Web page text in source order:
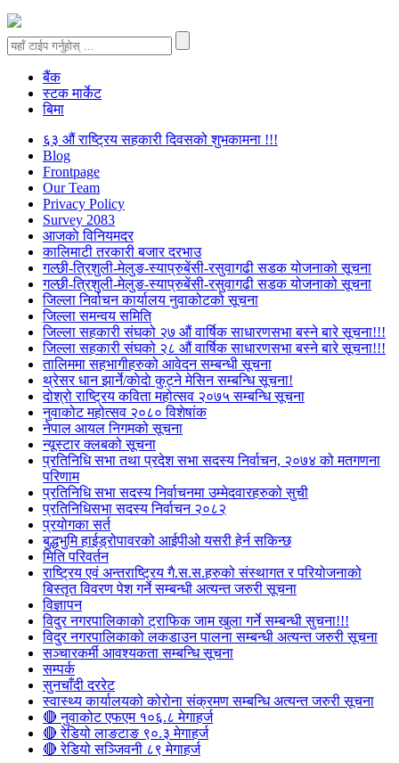
बैंक
स्टक मार्केट
बिमा
६३ औं राष्ट्रिय सहकारी दिवसको शुभकामना !!!
Blog
Frontpage
Our Team
Privacy Policy
Survey 2083
आजकाे विनियमदर
कालिमाटी तरकारी बजार दरभाउ
गल्छी-त्रिशुली-मेलुङ-स्याप्रुबेंसी-रसुवागढी सडक योजनाको सूचना
गल्छी-त्रिशुली-मेलुङ-स्याप्रुबेंसी-रसुवागढी सडक योजनाको सूचना
जिल्ला निर्वाचन कार्यालय नुवाकोटको सूचना
जिल्ला समन्वय समिति
जिल्ला सहकारी संघको २७ औं वार्षिक साधारणसभा बस्ने बारे सूचना!!!
जिल्ला सहकारी संघको २८ औं वार्षिक साधारणसभा बस्ने बारे सूचना!!!
तालिममा सहभागीहरुको आवेदन सम्बन्धी सूचना
थ्रेसर धान झार्ने/काेदाे कुट्ने मेसिन सम्बन्धि सूचना!
दोश्रो राष्ट्रिय कविता महोत्सव २०७५ सम्बन्धि सूचना
नुवाकोट महोत्सव २०८० विशेषांक
नेपाल आयल निगमको सूचना
न्यूस्टार क्लबको सूचना
प्रतिनिधि सभा तथा प्रदेश सभा सदस्य निर्वाचन, २०७४ को मतगणना
परिणाम
प्रतिनिधि सभा सदस्य निर्वाचनमा उम्मेदवारहरुको सुची
प्रतिनिधिसभा सदस्य निर्वाचन २०८२
प्रयोगका सर्त
बुद्धभुमि हाईड्रोपावरको आईपीओ यसरी हेर्न सकिन्छ
मिति परिवर्तन
राष्ट्रिय एवं अन्तराष्ट्रिय गै.स.स.हरुको संस्थागत र परियोजनाको
बिस्तृत विवरण पेश गर्ने सम्बन्धी अत्यन्त जरुरी सूचना
विज्ञापन
विदुर नगरपालिकाको ट्राफिक जाम खुला गर्ने सम्बन्धी सुचना!!!
विदुर नगरपालिकाको लकडाउन पालना सम्बन्धी अत्यन्त जरुरी सूचना
सञ्चारकर्मी आवश्यकता सम्बन्धि सूचना
सम्पर्क
सुनचाँदी दररेट
स्वास्थ्य कार्यालयको कोरोना संक्रमण सम्बन्धि अत्यन्त जरुरी सूचना
🔴 नुवाकोट एफएम १०६.८ मेगाहर्ज
🔴 रेडियो लाङटाङ ९०.३ मेगाहर्ज
🔴 रेडियो सञ्जिवनी ८९ मेगाहर्ज